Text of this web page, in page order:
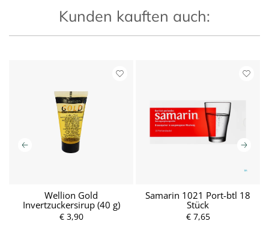
Kunden kauften auch:
Wellion Gold
Invertzuckersirup (40 g)
€ 3,90
Samarin 1021 Port-btl 18
Stück
€ 7,65